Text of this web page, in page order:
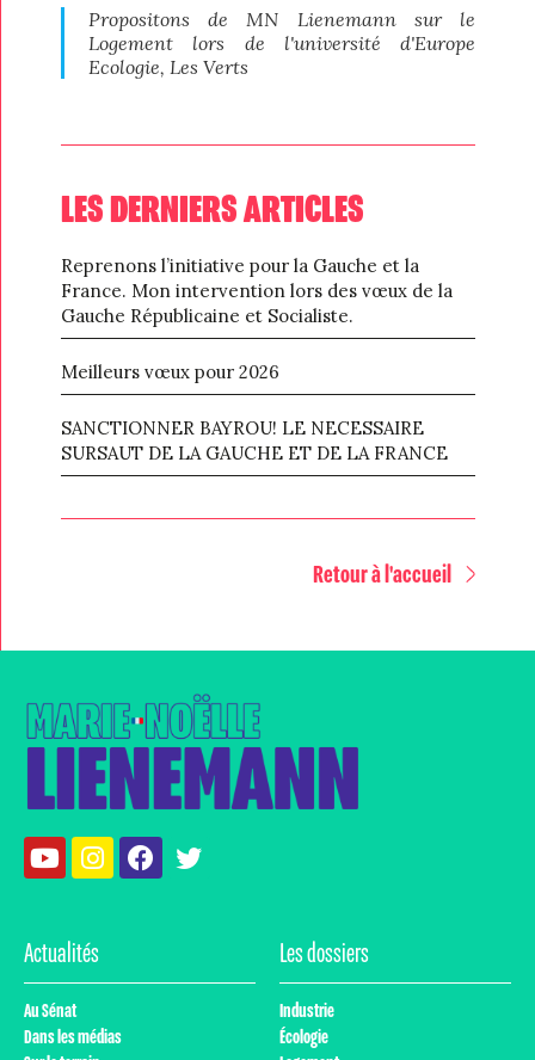
Propositons de MN Lienemann sur le
Logement lors de l'université d'Europe
Ecologie, Les Verts
LES DERNIERS ARTICLES
Reprenons l’initiative pour la Gauche et la
France. Mon intervention lors des vœux de la
Gauche Républicaine et Socialiste.
Meilleurs vœux pour 2026
SANCTIONNER BAYROU! LE NECESSAIRE
SURSAUT DE LA GAUCHE ET DE LA FRANCE
Retour à l'accueil
Actualités
Au Sénat
Dans les médias
Les dossiers
Industrie
Écologie